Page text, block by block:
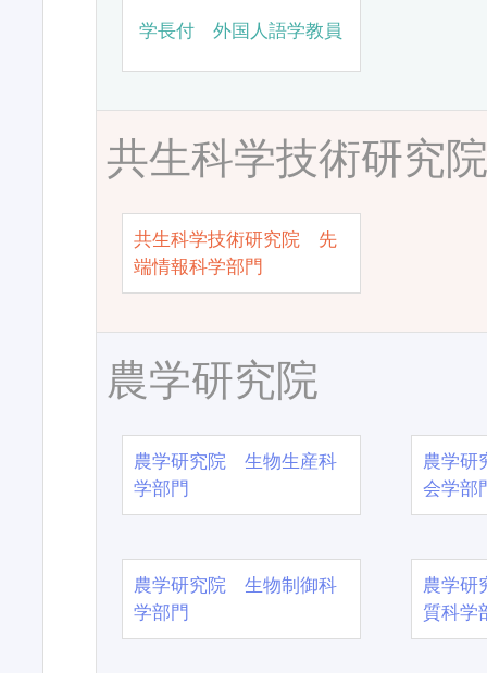
学長付 外国人語学教員
共生科学技術研究
共生科学技術研究院 先
端情報科学部門
農学研究院
農学研究院 生物生産科
学部門
農学
会学部
農学研究院 生物制御科
学部門
農学
質科学